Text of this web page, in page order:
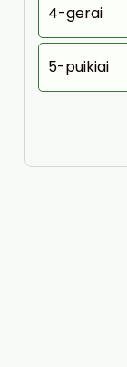
4-gerai
5-puikiai